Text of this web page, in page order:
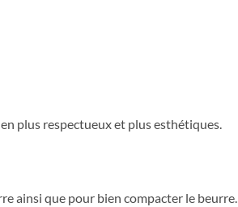
plus respectueux et plus esthétiques.
ainsi que pour bien compacter le beurre.